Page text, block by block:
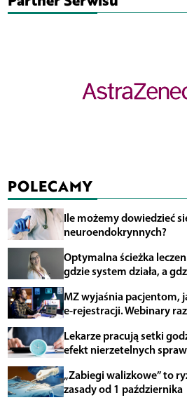
POLECAMY
Ile możemy dowiedzieć
neuroendokrynnych?
Optymalna ścieżka
gdzie system działa, a
MZ wyjaśnia pacjentom,
e-rejestracji. Webinary
Lekarze pracują setki
efekt nierzetelnych
„Zabiegi walizkowe” to
zasady od 1 października